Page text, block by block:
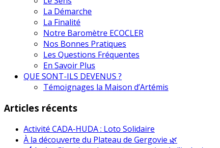
La Démarche
La Finalité
Notre Baromètre ECOCLER
Nos Bonnes Pratiques
Les Questions Fréquentes
En Savoir Plus
QUE SONT-ILS DEVENUS ?
Témoignages la Maison d’Artémis
Articles récents
Activité CADA-HUDA : Loto Solidaire
À la découverte du Plateau de Gergovie 🌿